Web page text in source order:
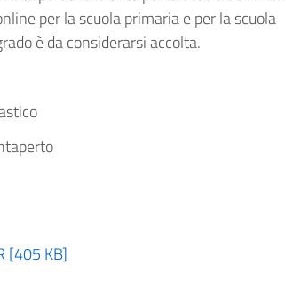
per la scuola primaria e per la scuola
è da considerarsi accolta.
[405 KB]